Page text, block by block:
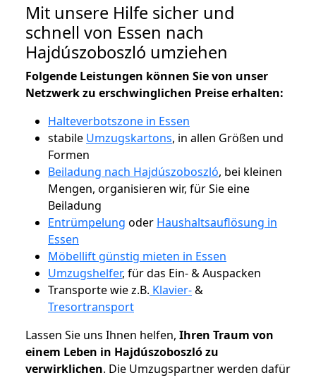
Mit unsere Hilfe sicher und
schnell von Essen nach
Hajdúszoboszló umziehen
Folgende Leistungen können Sie von unser
Netzwerk zu erschwinglichen Preise erhalten:
Halteverbotszone in Essen
stabile Umzugskartons, in allen Größen und
Formen
Beiladung nach Hajdúszoboszló, bei kleinen
Mengen, organisieren wir, für Sie eine
Beiladung
Entrümpelung oder Haushaltsauflösung in
Essen
Möbellift günstig mieten in Essen
Umzugshelfer, für das Ein- & Auspacken
Transporte wie z.B. Klavier-&
Tresortransport
Lassen Sie uns Ihnen helfen, Ihren Traum von
einem Leben in Hajdúszoboszló zu
verwirklichen. Die Umzugspartner werden dafür